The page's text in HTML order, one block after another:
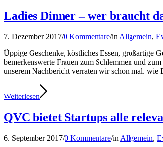
Ladies Dinner – wer braucht
7. Dezember 2017/0 Kommentare/in Allgemein,
Üppige Geschenke, köstliches Essen, großartige
bemerkenswerte Frauen zum Schlemmen und
unserem Nachbericht verraten wir schon mal, wie
Weiterlesen
QVC bietet Startups alle
6. September 2017/0 Kommentare/in Allgemein,